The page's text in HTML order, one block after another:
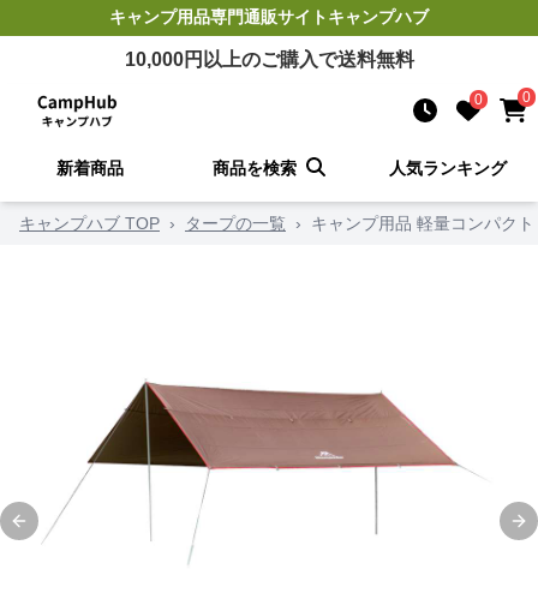
キャンプ用品専門通販サイトキャンプハブ
10,000円以上のご購入で送料無料
0 0
新着商品 商品を検索 人気ランキング
キャンプハブ TOP › タープの一覧 › キャンプ用品 軽量コンパク
Previous slide